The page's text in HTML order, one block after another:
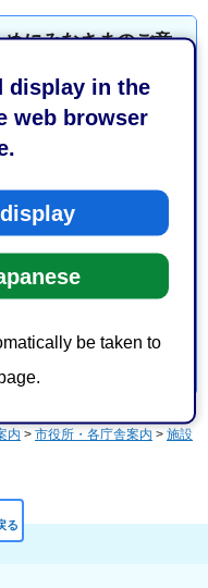
display in the
web browser
be taken to
にみなさまのご意
たか？
たですか？
内 > 市役所・各庁舎案内 > 施設
る